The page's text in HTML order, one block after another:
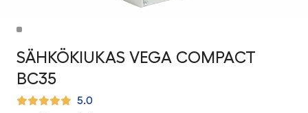
SÄHKÖKIUKAS VEGA COMPACT
BC35
5.0